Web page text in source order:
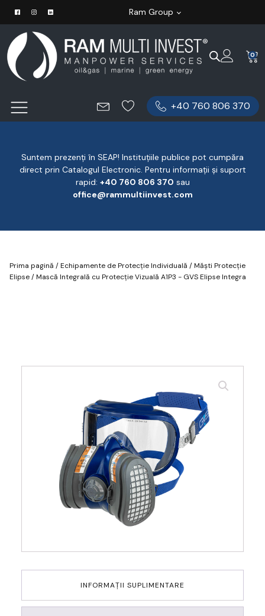
Ram Group
0
+40 760 806 370
Suntem prezenți în SEAP! Instituțiile publice pot cumpăra
direct prin Catalogul Electronic. Pentru informații și suport
rapid: ‪+40 760 806 370 ‬ sau
office@rammultiinvest.com
Prima pagină /Echipamente de Protecție Individuală /Măști Protecție
Elipse/ Mască Integrală cu Protecție Vizuală A1P3 - GVS Elipse Integra
INFORMAȚII SUPLIMENTARE